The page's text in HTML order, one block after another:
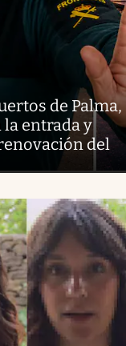
de Palma,
entrada y
del